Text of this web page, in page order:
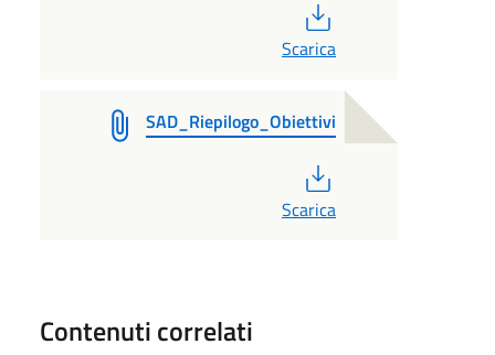
Scarica
SAD_Riepilogo_Obiettivi
Scarica
Contenuti correlati